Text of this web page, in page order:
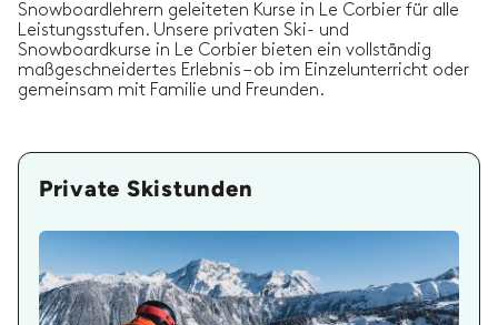
Snowboardlehrern geleiteten Kurse in Le Corbier für alle
Leistungsstufen. Unsere privaten Ski- und
Snowboardkurse in Le Corbier bieten ein vollständig
maßgeschneidertes Erlebnis – ob im Einzelunterricht oder
gemeinsam mit Familie und Freunden.
Private Skistunden